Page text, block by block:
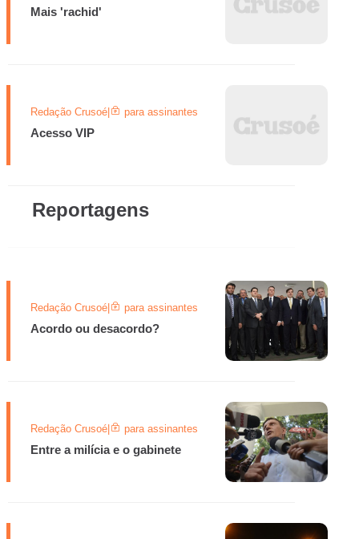
Mais 'rachid'
Redação Crusoé| para assinantes
Acesso VIP
Reportagens
Redação Crusoé| para assinantes
Acordo ou desacordo?
Redação Crusoé| para assinantes
Entre a milícia e o gabinete